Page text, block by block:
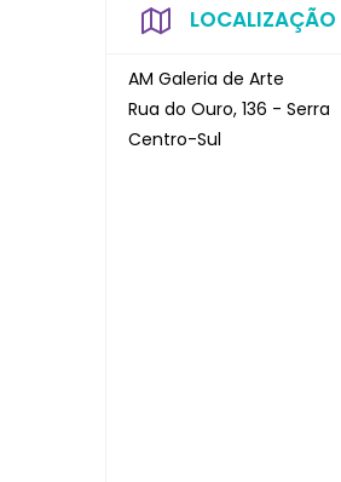
LOCALIZAÇÃO
AM Galeria de Arte
Rua do Ouro, 136 - Serra
Centro-Sul